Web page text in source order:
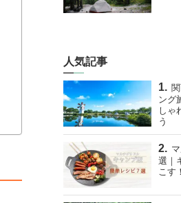
人気記事
ング
しゃ
う
選｜
こす！